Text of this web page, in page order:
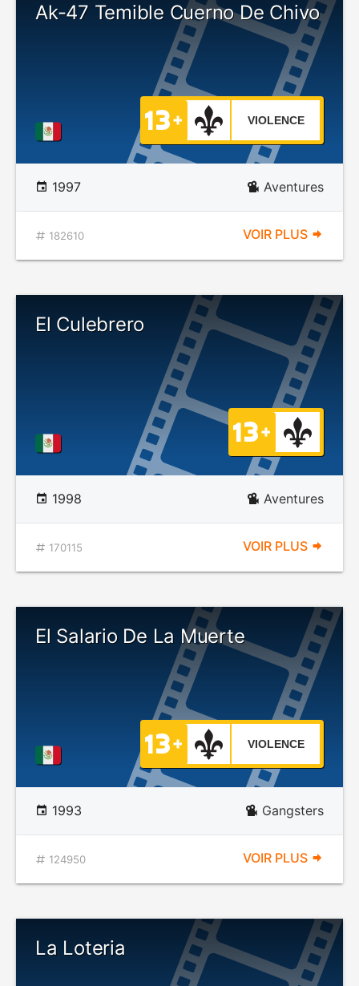
Ak-47 Temible Cuerno De Chivo
VIOLENCE
1997 Aventures
182610 VOIR PLUS
El Culebrero
1998 Aventures
170115 VOIR PLUS
El Salario De La Muerte
VIOLENCE
1993 Gangsters
124950 VOIR PLUS
La Loteria